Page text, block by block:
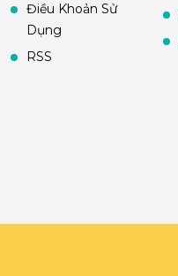
Điều Khoản Sử
Dụng
RSS